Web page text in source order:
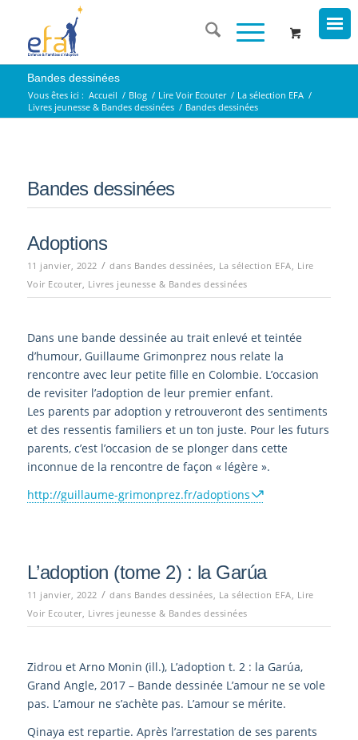
Bandes dessinées
Vous êtes ici : Accueil / Blog / Lire Voir Ecouter / La sélection EFA /
Livres jeunesse & Bandes dessinées / Bandes dessinées
Bandes dessinées
Adoptions
11 janvier, 2022 / dans Bandes dessinées, La sélection EFA, Lire
Voir Ecouter, Livres jeunesse & Bandes dessinées
Dans une bande dessinée au trait enlevé et teintée
d’humour, Guillaume Grimonprez nous relate la
rencontre avec leur petite fille en Colombie. L’occasion
de revisiter l’adoption de leur premier enfant.
Les parents par adoption y retrouveront des sentiments
et des ressentis familiers et un ton juste. Pour les futurs
parents, c’est l’occasion de se plonger dans cette
inconnue de la rencontre de façon « légère ».
http://guillaume-grimonprez.fr/adoptions
L’adoption (tome 2) : la Garúa
11 janvier, 2022 / dans Bandes dessinées La sélection EFA Lire
Voir Ecouter, Livres jeunesse & Bandes dessinées
Zidrou et Arno Monin (ill.), L’adoption t. 2 : la Garúa,
Grand Angle, 2017 – Bande dessinée L’amour ne se vole
pas. L’amour ne s’achète pas. L’amour se mérite.
Qinaya est repartie. Après l’arrestation de ses parents